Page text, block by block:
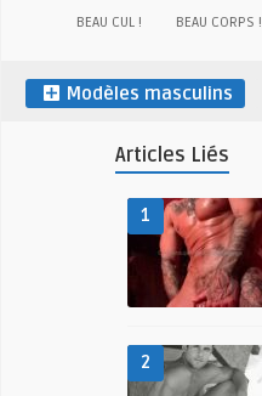
BEAU CUL ! BEAU CORPS !
Modèles masculins
Articles Liés
1
2